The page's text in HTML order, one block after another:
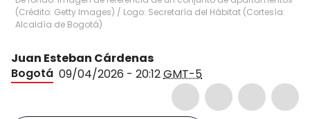
(Crédito: Getty Images) / Logo: Secretaría del Hábitat (Cortesía:
Alcaldía de Bogotá)
Juan Esteban Cárdenas
Bogotá 09/04/2026 - 20:12GMT-5